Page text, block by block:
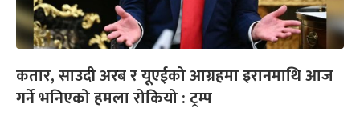
कतार, साउदी अरब र यूएईको आग्रहमा इरानमाथि आज
गर्ने भनिएको हमला रोकियो : ट्रम्प